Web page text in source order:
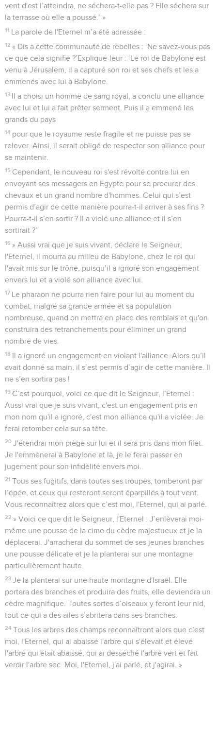
vent d'est l’atteindra, ne séchera-t-elle pas ? Elle séchera sur
la terrasse où elle a poussé.’ »
11 La parole de l'Eternel m’a été adressée :
12 « Dis à cette communauté de rebelles : ‘Ne savez-vous pas
ce que cela signifie ?’Explique-leur : ‘Le roi de Babylone est
venu à Jérusalem, il a capturé son roi et ses chefs et les a
emmenés avec lui à Babylone.
13 Il a choisi un homme de sang royal, a conclu une alliance
avec lui et lui a fait prêter serment. Puis il a emmené les
grands du pays
14 pour que le royaume reste fragile et ne puisse pas se
relever. Ainsi, il serait obligé de respecter son alliance pour
se maintenir.
15 Cependant, le nouveau roi s'est révolté contre lui en
envoyant ses messagers en Egypte pour se procurer des
chevaux et un grand nombre d'hommes. Celui qui s’est
permis d’agir de cette manière pourra-t-il arriver à ses fins ?
Pourra-t-il s’en sortir ? Il a violé une alliance et il s’en
sortirait ?’
16 » Aussi vrai que je suis vivant, déclare le Seigneur,
l'Eternel, il mourra au milieu de Babylone, chez le roi qui
l'avait mis sur le trône, puisqu’il a ignoré son engagement
envers lui et a violé son alliance avec lui.
17 Le pharaon ne pourra rien faire pour lui au moment du
combat, malgré sa grande armée et sa population
nombreuse, quand on mettra en place des remblais et qu'on
construira des retranchements pour éliminer un grand
nombre de vies.
18 Il a ignoré un engagement en violant l'alliance. Alors qu’il
avait donné sa main, il s’est permis d’agir de cette manière. Il
ne s’en sortira pas !
19 C’est pourquoi, voici ce que dit le Seigneur, l’Eternel :
Aussi vrai que je suis vivant, c'est un engagement pris en
mon nom qu'il a ignoré, c'est mon alliance qu'il a violée. Je
ferai retomber cela sur sa tête.
20 J'étendrai mon piège sur lui et il sera pris dans mon filet.
Je l'emmènerai à Babylone et là, je le ferai passer en
jugement pour son infidélité envers moi.
21 Tous ses fugitifs, dans toutes ses troupes, tomberont par
l’épée, et ceux qui resteront seront éparpillés à tout vent.
Vous reconnaîtrez alors que c’est moi, l'Eternel, qui ai parlé.
22 » Voici ce que dit le Seigneur, l'Eternel : J’enlèverai moi-
même une pousse de la cime du cèdre majestueux et je la
déplacerai. J'arracherai du sommet de ses jeunes branches
une pousse délicate et je la planterai sur une montagne
particulièrement haute.
23 Je la planterai sur une haute montagne d'Israël. Elle
portera des branches et produira des fruits, elle deviendra un
cèdre magnifique. Toutes sortes d’oiseaux y feront leur nid,
tout ce qui a des ailes s’abritera dans ses branches.
24 Tous les arbres des champs reconnaîtront alors que c’est
moi, l'Eternel, qui ai abaissé l'arbre qui s'élevait et élevé
l'arbre qui était abaissé, qui ai desséché l'arbre vert et fait
verdir l'arbre sec. Moi, l'Eternel, j'ai parlé, et j'agirai. »